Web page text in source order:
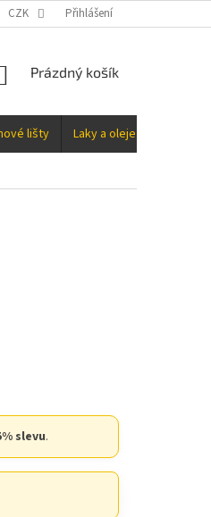
CZK Přihlášení
NÁKUPNÍ
Prázdný košík
lišty Laky a oleje
slevu.